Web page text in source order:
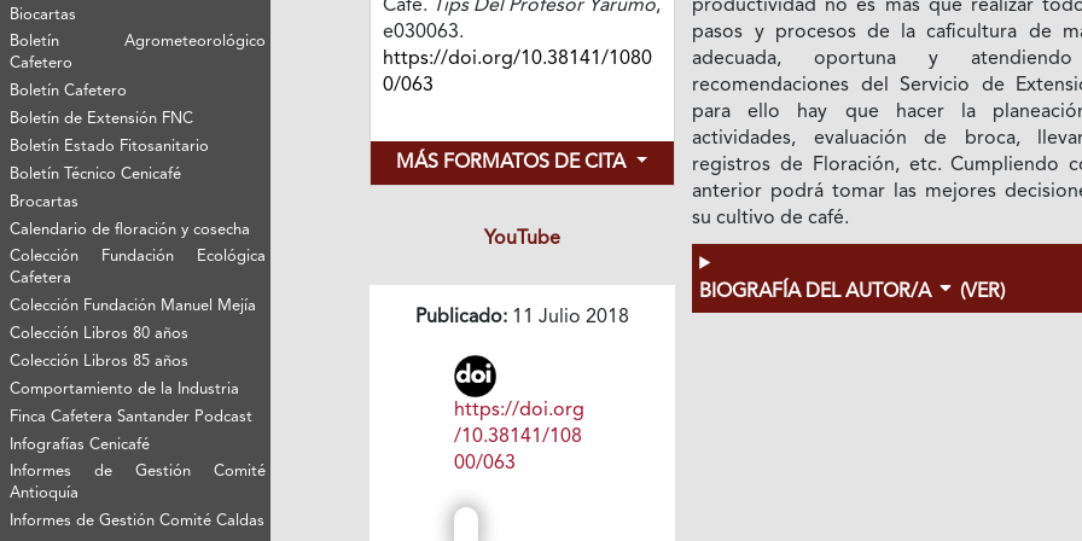
Biocartas
Boletín Agrometeorológico
Cafetero
Boletín Cafetero
Boletín de Extensión FNC
Boletín Estado Fitosanitario
Boletín Técnico Cenicafé
Brocartas
Calendario de floración y cosecha
Colección Fundación Ecológica
Cafetera
Colección Fundación Manuel Mejía
Colección Libros 80 años
Colección Libros 85 años
Comportamiento de la Industria
Finca Cafetera Santander Podcast
Infografías Cenicafé
Informes de Gestión Comité
Antioquía
Informes de Gestión Comité Caldas
Café. Tips Del Profesor Yarumo,
e030063.
https://doi.org/10.38141/1080
0/063
MÁS FORMATOS DE CITA
YouTube
Publicado:11 Julio 2018
https://doi.org
/10.38141/108
00/063
productividad no es más que realizar
pasos y procesos de la caficultura de
adecuada, oportuna y
recomendaciones del Servicio de
para ello hay que hacer la
actividades, evaluación de broca,
registros de Floración, etc. Cumpliendo
anterior podrá tomar las mejores
su cultivo de café.
BIOGRAFÍA DEL AUTOR/A (VER)